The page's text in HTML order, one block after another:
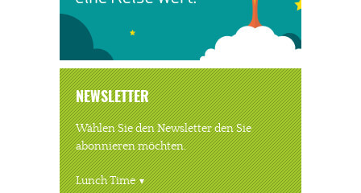
NEWSLETTER
Wählen Sie den Newsletter den Sie
abonnieren möchten.
Lunch Time